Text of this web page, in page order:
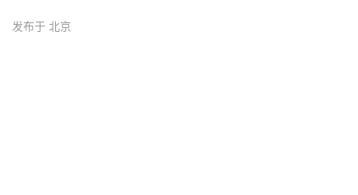
发布于 北京